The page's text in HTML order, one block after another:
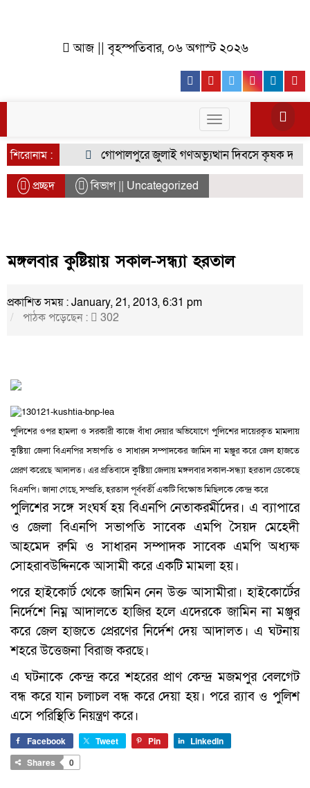
আজ || বৃহস্পতিবার, ০৬ অগাস্ট ২০২৬
Facebook
YoutubeTwitter
Toggle
navigation
শিরোনাম :
গোপালপুরে জুলাই গণঅভ্যুত্থান দিবসে কৃষক দলের
প্রচ্ছদ বিভাগ || Uncategorized
মঙ্গলবার কুষ্টিয়ায় সকাল-সন্ধ্যা হরতাল
প্রকাশিত সময় : January, 21, 2013, 6:31 pm
পাঠক পড়েছেন :
302
পুলিশের ওপর হামলা ও সরকারী কাজে বাঁধা দেয়ার অভিযোগে পুলিশের দায়েরকৃত মামলায়
কুষ্টিয়া জেলা বিএনপির সভাপতি ও সাধারন সম্পাদকের জামিন না মঞ্জুর করে জেল হাজতে
প্রেরণ করেছে আদালত। এর প্রতিবাদে কুষ্টিয়া জেলায় মঙ্গলবার সকাল-সন্ধ্যা হরতাল ডেকেছে
বিএনপি। জানা গেছে, সম্প্রতি, হরতাল পূর্ববর্তী একটি বিক্ষোভ মিছিলকে কেন্দ্র করে
পুলিশের সঙ্গে সংঘর্ষ হয় বিএনপি নেতাকরর্মীদের। এ ব্যাপারে
ও জেলা বিএনপি সভাপতি সাবেক এমপি সৈয়দ মেহেদী
আহমেদ রুমি ও সাধারন সম্পাদক সাবেক এমপি অধ্যক্ষ
সোহরাবউদ্দিনকে আসামী করে একটি মামলা হয়।
পরে হাইকোর্ট থেকে জামিন নেন উক্ত আসামীরা। হাইকোর্টের
নির্দেশে নিম্ন আদালতে হাজির হলে এদেরকে জামিন না মঞ্জুর
করে জেল হাজতে প্রেরণের নির্দেশ দেয় আদালত। এ ঘটনায়
শহরে উত্তেজনা বিরাজ করছে।
এ ঘটনাকে কেন্দ্র করে শহরের প্রাণ কেন্দ্র মজমপুর বেলগেট
বন্ধ করে যান চলাচল বন্ধ করে দেয়া হয়। পরে র‌্যাব ও পুলিশ
এসে পরিস্থিতি নিয়ন্ত্রণ করে।
Facebook Tweet Pin
LinkedIn
Shares
0